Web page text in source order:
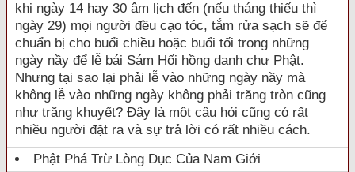
khi ngày 14 hay 30 âm lịch đến (nếu tháng thiếu thì
ngày 29) mọi người đều cạo tóc, tắm rửa sạch sẽ để
chuẩn bị cho buổi chiều hoặc buổi tối trong những
ngày nầy để lễ bái Sám Hối hồng danh chư Phật.
Nhưng tại sao lại phải lễ vào những ngày nầy mà
không lễ vào những ngày không phải trăng tròn cũng
như trăng khuyết? Đây là một câu hỏi cũng có rất
nhiều người đặt ra và sự trả lời có rất nhiều cách.
Phật Phá Trừ Lòng Dục Của Nam Giới